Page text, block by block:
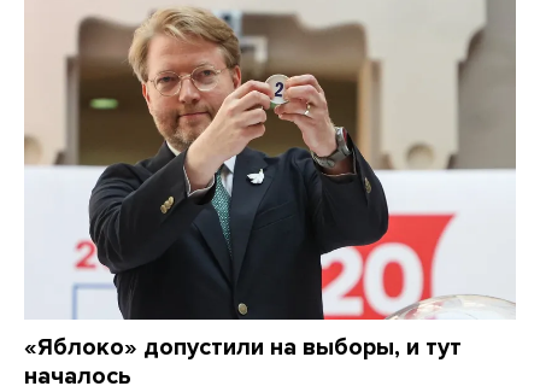
«Яблоко» допустили на выборы, и тут
началось